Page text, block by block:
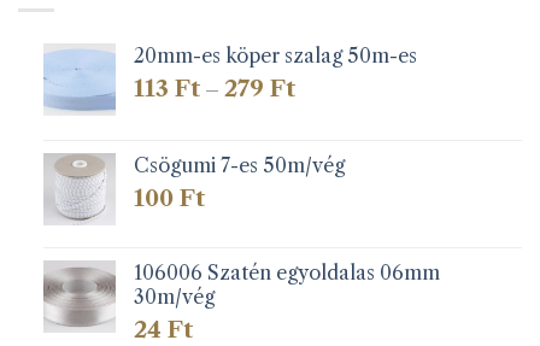
20mm-es köper szalag 50m-es
113 Ft – 279 FtÁrtartomány:
279 Ft
Csögumi 7-es 50m/vég
100 Ft
106006 Szatén egyoldalas 06mm
30m/vég
24 Ft